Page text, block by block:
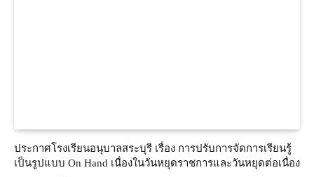
ประกาศโรงเรียนอนุบาลสระบุรี เรื่อง การปรับการจัดการเรียนรู้
เป็นรูปแบบ On Hand เนื่องในวันหยุดราชการและวันหยุดต่อเนื่อง